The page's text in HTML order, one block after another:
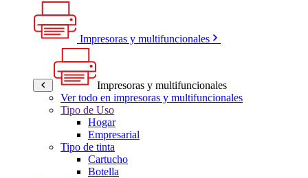
Impresoras y multifuncionales
Impresoras y multifuncionales
Ver todo en impresoras y multifuncionales
Tipo de Uso
Hogar
Empresarial
Tipo de tinta
Cartucho
Botella